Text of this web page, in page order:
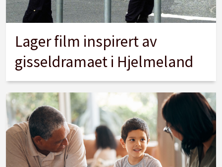
Lager film inspirert av
gisseldramaet i Hjelmeland